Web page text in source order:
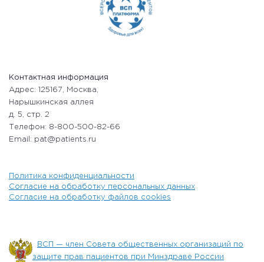
Контактная информация
Адрес: 125167, Москва,
Нарышкинская аллея
д. 5, стр. 2
Телефон: 8-800-500-82-66
Email: pat@patients.ru
Политика конфиденциальности
Согласие на обработку персональных данных
Согласие на обработку файлов cookies
ВСП — член Совета общественных организаций по
защите прав пациентов при Минздраве России